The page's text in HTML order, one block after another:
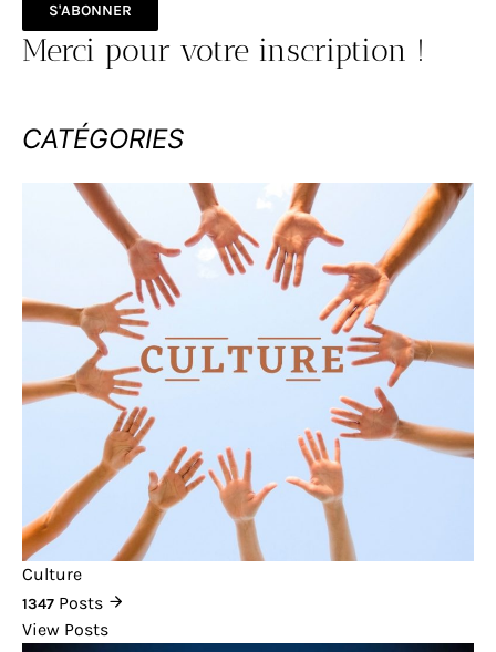
S'ABONNER
Merci pour votre inscription !
CATÉGORIES
Culture
1347 Posts
View Posts